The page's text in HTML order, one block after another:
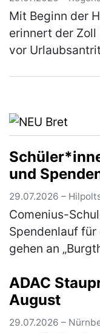
Mit Beginn der
erinnert der Zoll
vor
und
29.07.2026 –
Comenius-
Spendenlauf für
gehen an
die Comenius-
ADAC
August
29.07.2026 –